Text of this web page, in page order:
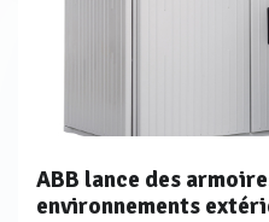
ABB lance des
environnements